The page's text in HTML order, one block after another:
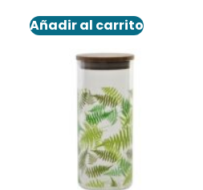
Añadir al carrito